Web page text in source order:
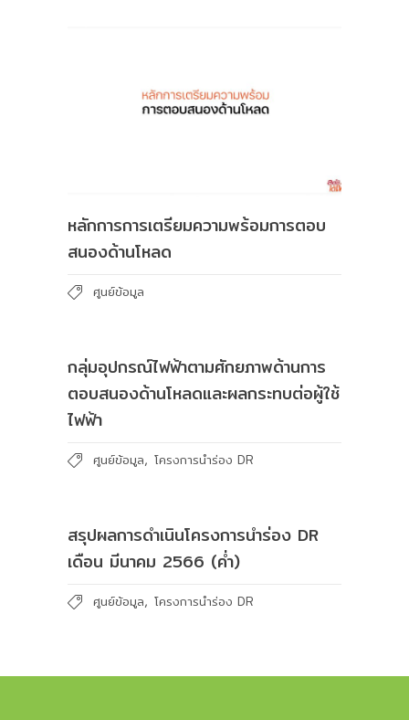
หลักการการเตรียมความพร้อมการตอบ
สนองด้านโหลด
ศูนย์ข้อมูล
กลุ่มอุปกรณ์ไฟฟ้าตามศักยภาพด้านการ
ตอบสนองด้านโหลดและผลกระทบต่อผู้ใช้
ไฟฟ้า
ศูนย์ข้อมูล, โครงการนำร่อง DR
สรุปผลการดำเนินโครงการนำร่อง DR
เดือน มีนาคม 2566 (ค่ำ)
ศูนย์ข้อมูล, โครงการนำร่อง DR